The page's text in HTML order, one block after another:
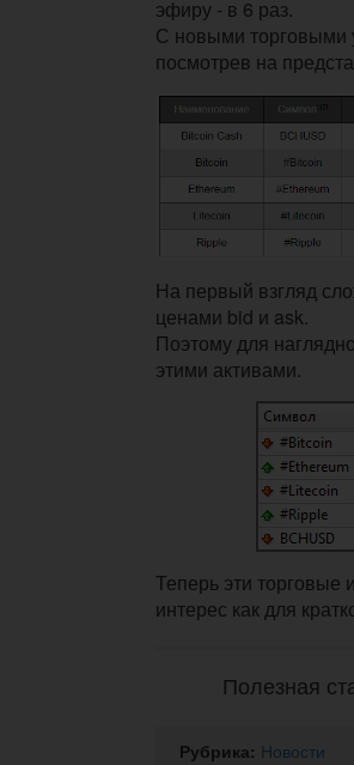
эфиру - в 6 раз.
С новыми торговыми
посмотрев на
На первый взгляд
ценами bid и ask.
Поэтому для
этими активами.
Теперь эти торговые
интерес как для
Полезная
Рубрика: Новости